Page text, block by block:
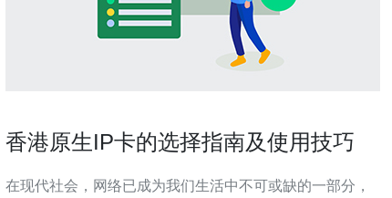
香港原生IP卡的选择指南及使用技巧
在现代社会，网络已成为我们生活中不可或缺的一部分，